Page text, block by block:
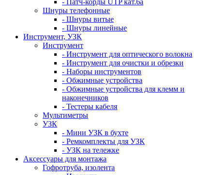
- Патч-корды UTP кат.6а
Шнуры телефонные
- Шнуры витые
- Шнуры линейные
Инструмент, УЗК
Инструмент
- Инструмент для оптического волокна
- Инструмент для очистки и обрезки
- Наборы инструментов
- Обжимные устройства
- Обжимные устройства для клемм и
наконечников
- Тестеры кабеля
Мультиметры
УЗК
- Мини УЗК в бухте
- Ремкомплекты для УЗК
- УЗК на тележке
Аксессуары для монтажа
Гофротруба, изолента